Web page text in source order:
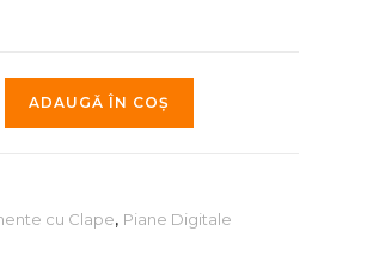
ADAUGĂ ÎN COȘ
cu Clape, Piane Digitale